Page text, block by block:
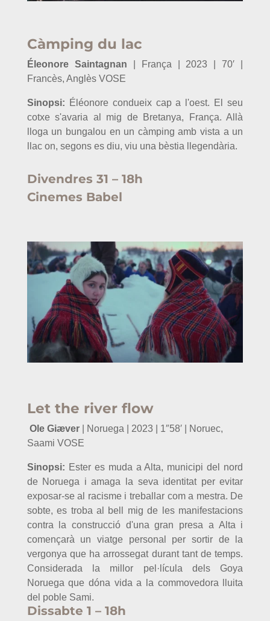
Càmping du lac
Éleonore Saintagnan
| França | 2023 | 70′ |
Francès, Anglès VOSE
Sinopsi: Éléonore condueix cap a l'oest. El seu
cotxe s'avaria al mig de Bretanya, França. Allà
lloga un bungalou en un càmping amb vista a un
llac on, segons es diu, viu una bèstia llegendària.
Divendres 31 – 18h
Cinemes Babel
Let the river flow
Ole Giæver| Noruega | 2023 | 1″58′ | Noruec,
Saami VOSE
Sinopsi: Ester es muda a Alta, municipi del nord
de Noruega i amaga la seva identitat per evitar
exposar-se al racisme i treballar com a mestra. De
sobte, es troba al bell mig de les manifestacions
contra la construcció d'una gran presa a Alta i
començarà un viatge personal per sortir de la
vergonya que ha arrossegat durant tant de temps.
Considerada la millor pel·lícula dels Goya
Noruega que dóna vida a la commovedora lluita
del poble Sami.
Dissabte 1 – 18h